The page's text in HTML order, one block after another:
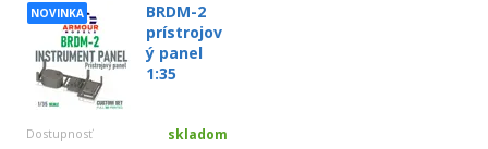
NOVINKA
BRDM-2
prístrojov
ý panel
1:35
Dostupnosť skladom